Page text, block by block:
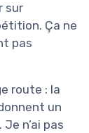
sur
Ça ne
pas
route : la
un
n’ai pas